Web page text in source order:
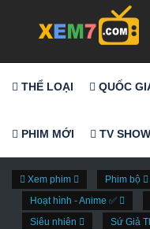
THỂ LOẠI QUỐC
PHIM MỚI TV SHOW
Xem phim Phim bộ
Hoạt hình - Anime ✅
Siêu nhiên
Sứ Giả